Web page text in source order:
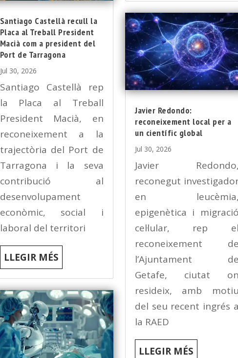
Santiago Castellà recull la
Placa al Treball President
Macià com a president del
Port de Tarragona
Jul 30, 2026
Santiago Castellà rep
la Placa al Treball
President Macià, en
reconeixement a la
trajectòria del Port de
Tarragona i la seva
contribució al
desenvolupament
econòmic, social i
laboral del territori
LLEGIR MÉS
Javier Redondo:
reconeixement local per a
un científic global
Jul 30, 2026
Javier
reconegut
en
epigenètica i
cel·lular, rep
reconeixement
l’Ajuntament
Getafe, ciutat
resideix, amb
del seu recent ingrés
la RAED
LLEGIR MÉS